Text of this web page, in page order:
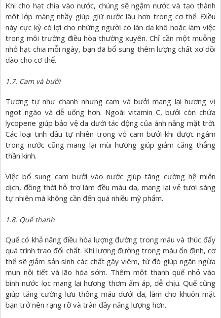
Khi cho hạt chia vào nước, chúng sẽ ngậm nước và tạo thành
một lớp màng nhầy giúp giữ nước lâu hơn trong cơ thể. Điều
này cực kỳ có lợi cho những người có làn da khô hoặc làm việc
trong môi trường điều hòa thường xuyên. Chỉ cần một muỗng
nhỏ hạt chia mỗi ngày, bạn đã bổ sung thêm lượng chất xơ dồi
dào cho cơ thể.
1.7. Cam và bưởi
Tương tự như chanh nhưng cam và bưởi mang lại hương vị
ngọt ngào và dễ uống hơn. Ngoài vitamin C, bưởi còn chứa
lycopene giúp bảo vệ da dưới tác động của ánh nắng mặt trời.
Các loại tinh dầu tự nhiên trong vỏ cam bưởi khi được ngâm
trong nước cũng mang lại mùi hương giúp giảm căng thẳng
thần kinh.
Việc bổ sung cam bưởi vào nước giúp tăng cường hệ miễn
dịch, đồng thời hỗ trợ làm đều màu da, mang lại vẻ tươi sáng
tự nhiên mà không cần đến quá nhiều mỹ phẩm.
1.8. Quế thanh
Quế có khả năng điều hòa lượng đường trong máu và thúc đẩy
quá trình trao đổi chất. Khi lượng đường trong máu ổn định, cơ
thể sẽ giảm sản sinh các chất gây viêm, từ đó giúp ngăn ngừa
mụn nội tiết và lão hóa sớm. Thêm một thanh quế nhỏ vào
bình nước lọc mang lại hương thơm ấm áp, dễ chịu. Quế cũng
giúp tăng cường lưu thông máu dưới da, làm cho khuôn mặt
bạn trở nên rạng rỡ và tràn đầy năng lượng hơn.